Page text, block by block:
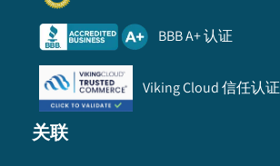
BBB A+ 认证
Viking Cloud 信任认证
关联